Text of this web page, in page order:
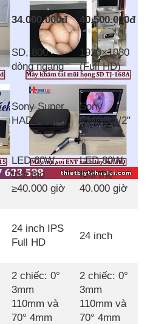
34.000.000đ 40.500.000đ
SD, 800
dòng ngang
1920×1080
(Full HD)
Sony Super
HAD CCD
Sony
CMOS 1/2"
LED 60W,
tuổi thọ
≥40.000 giờ
LED 80W,
tuổi thọ
40.000 giờ
24 inch IPS
Full HD
24 inch
2 chiếc: 0°
3mm
110mm và
70° 4mm
2 chiếc: 0°
3mm
110mm và
70° 4mm